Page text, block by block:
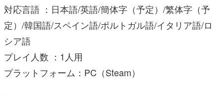
対応言語 ：日本語/英語/簡体字（予定）/繁体字（予
定）/韓国語/スペイン語/ポルトガル語/イタリア語/ロ
シア語
プレイ人数 ：1人用
プラットフォーム：PC（Steam）